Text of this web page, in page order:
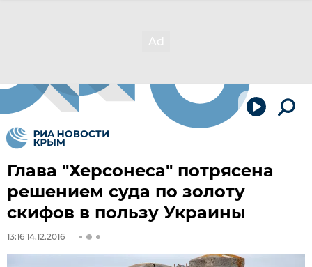
Глава "Херсонеса" потрясена
решением суда по золоту
скифов в пользу Украины
13:16 14.12.2016